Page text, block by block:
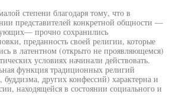
степени благодаря тому, что в
представителей конкретной общности —
прочно сохранились
преданность своей религии, которые
в латентном (открыто не проявляющемся)
условиях начинали действовать.
функция традиционных религий
буддизма, других конфессий) характерна и
находящейся в состоянии социального и